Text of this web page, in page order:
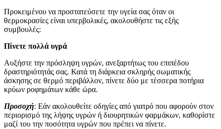
Προκειμένου να προστατεύσετε την υγεία σας όταν οι
θερμοκρασίες είναι υπερβολικές, ακολουθήστε τις εξής
συμβουλές:
Πίνετε πολλά υγρά
Αυξήστε την πρόσληψη υγρών, ανεξαρτήτως του επιπέδου
δραστηριότητάς σας. Κατά τη διάρκεια σκληρής σωματικής
άσκησης σε θερμό περιβάλλον, πίνετε δύο με τέσσερα ποτήρια
κρύων ροφημάτων κάθε ώρα.
Προσοχή: Εάν ακολουθείτε οδηγίες από γιατρό που αφορούν στον
περιορισμό της λήψης υγρών ή διουρητικών φαρμάκων, καθορίστε
μαζί του την ποσότητα υγρών που πρέπει να πίνετε.